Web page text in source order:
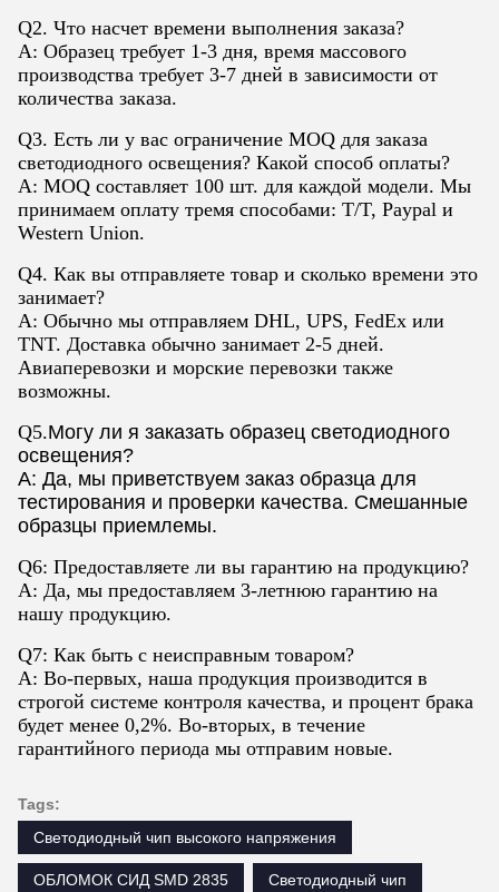
Q2. Что насчет времени выполнения заказа?
A: Образец требует 1-3 дня, время массового
производства требует 3-7 дней в зависимости от
количества заказа.
Q3. Есть ли у вас ограничение MOQ для заказа
светодиодного освещения? Какой способ оплаты?
A: MOQ составляет 100 шт. для каждой модели. Мы
принимаем оплату тремя способами: T/T, Paypal и
Western Union.
Q4. Как вы отправляете товар и сколько времени это
занимает?
A: Обычно мы отправляем DHL, UPS, FedEx или
TNT. Доставка обычно занимает 2-5 дней.
Авиаперевозки и морские перевозки также
возможны.
Q5.Могу ли я заказать образец светодиодного
освещения?
A: Да, мы приветствуем заказ образца для
тестирования и проверки качества. Смешанные
образцы приемлемы.
Q6: Предоставляете ли вы гарантию на продукцию?
A: Да, мы предоставляем 3-летнюю гарантию на
нашу продукцию.
Q7: Как быть с неисправным товаром?
A: Во-первых, наша продукция производится в
строгой системе контроля качества, и процент брака
будет менее 0,2%. Во-вторых, в течение
гарантийного периода мы отправим новые.
Tags:
Светодиодный чип высокого напряжения
ОБЛОМОК СИД SMD 2835 Светодиодный чип